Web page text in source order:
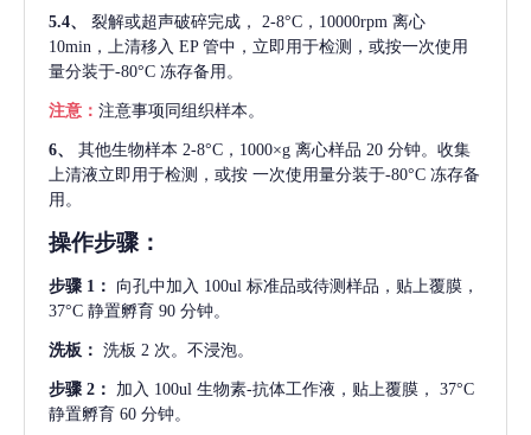
5.4、 裂解或超声破碎完成，
2-8°C，10000rpm 离心
10min，上清移入 EP 管中，立即用于检测，或按一次使用
量分装于-80°C 冻存备用。
注意： 注意事项同组织样本。
6、 其他生物样本 2-8°C，1000×g 离心样品 20 分钟。收集
上清液立即用于检测，或按 一次使用量分装于-80°C 冻存备
用。
操作步骤：
步骤 1： 向孔中加入 100ul 标准品或待测样品，贴上覆膜，
37°C 静置孵育 90 分钟。
洗板： 洗板 2 次。不浸泡。
步骤 2： 加入 100ul 生物素-抗体工作液，贴上覆膜， 37°C
静置孵育 60 分钟。